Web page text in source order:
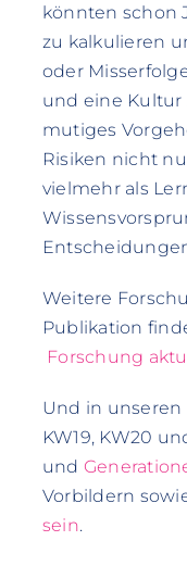
könnten schon
zu kalkulieren
oder
und eine Kultur
mutiges
Risiken nicht
vielmehr als
Weitere
Publikation
Forschung
Und in unseren
KW19, KW20
und
Vorbildern
sein.